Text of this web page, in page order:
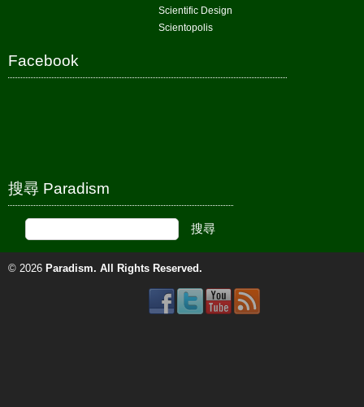
Scientific Design
Scientopolis
Facebook
搜尋 Paradism
© 2026 Paradism. All Rights Reserved.